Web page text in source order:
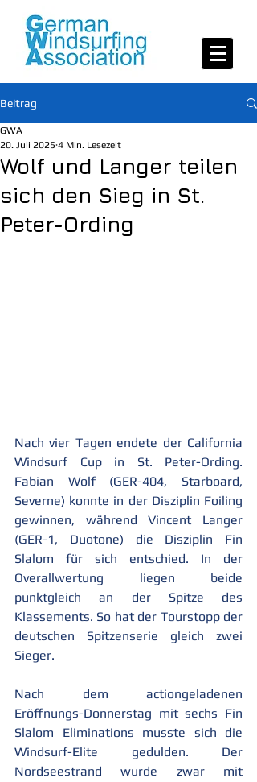
Beitrag
Wolf und Langer teilen
sich den Sieg in St.
Peter-Ording
GWA
20. Juli 2025 4 Min. Lesezeit
Nach vier Tagen endete der California
Windsurf Cup in St. Peter-Ording.
Fabian Wolf (GER-404, Starboard,
Severne) konnte in der Disziplin Foiling
gewinnen, während Vincent Langer
(GER-1, Duotone) die Disziplin Fin
Slalom für sich entschied. In der
Overallwertung liegen beide
punktgleich an der Spitze des
Klassements. So hat der Tourstopp der
deutschen Spitzenserie gleich zwei
Sieger.
Nach dem actiongeladenen
Eröffnungs-Donnerstag mit sechs Fin
Slalom Eliminations musste sich die
Windsurf-Elite gedulden. Der
Nordseestrand wurde zwar mit